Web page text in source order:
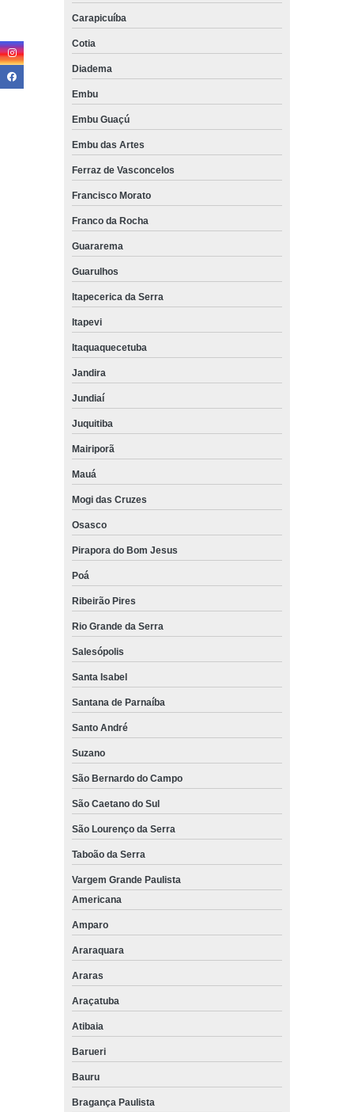
Carapicuíba
Cotia
Diadema
Embu
Embu Guaçú
Embu das Artes
Ferraz de Vasconcelos
Francisco Morato
Franco da Rocha
Guararema
Guarulhos
Itapecerica da Serra
Itapevi
Itaquaquecetuba
Jandira
Jundiaí
Juquitiba
Mairiporã
Mauá
Mogi das Cruzes
Osasco
Pirapora do Bom Jesus
Poá
Ribeirão Pires
Rio Grande da Serra
Salesópolis
Santa Isabel
Santana de Parnaíba
Santo André
Suzano
São Bernardo do Campo
São Caetano do Sul
São Lourenço da Serra
Taboão da Serra
Vargem Grande Paulista
Americana
Amparo
Araraquara
Araras
Araçatuba
Atibaia
Barueri
Bauru
Bragança Paulista